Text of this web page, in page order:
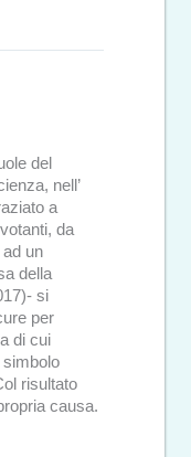
del
nell’
a
da
un
della
si
per
di cui
simbolo
risultato
causa.